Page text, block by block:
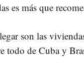
es más que
son las
todo de Cuba y